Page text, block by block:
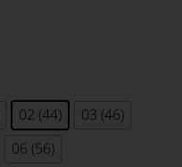
02 (44)
03 (46)
06 (56)